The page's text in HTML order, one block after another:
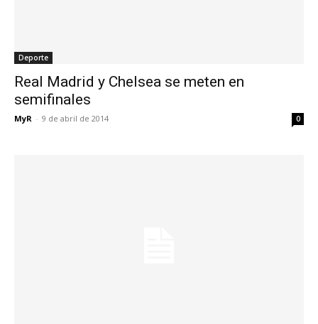
Deporte
Real Madrid y Chelsea se meten en
semifinales
MyR - 9 de abril de 2014 0